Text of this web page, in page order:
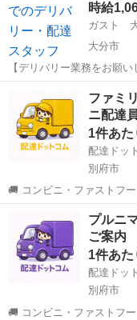
✅ 業務内容...
時給
ガスト
大分市
【デリバリー業務をお願
で料理やお弁当の配達 を
務をお手伝いしていただくことがあります
バイクを使用してデリバリ
ファミ
ニ配達
1件あた
配達ドッ
別府市
🚚 コンビニ・ファストフ
や「出前館」のように、
です。 オファー内容を見
✅ 業務内容...
プルニ
ご案内
1件あた
配達ドッ
別府市
🚚 コンビニ・ファストフ